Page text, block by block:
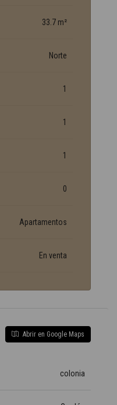
33.7 m²
Norte
1
1
1
0
Apartamentos
En venta
Abrir en Google Maps
colonia